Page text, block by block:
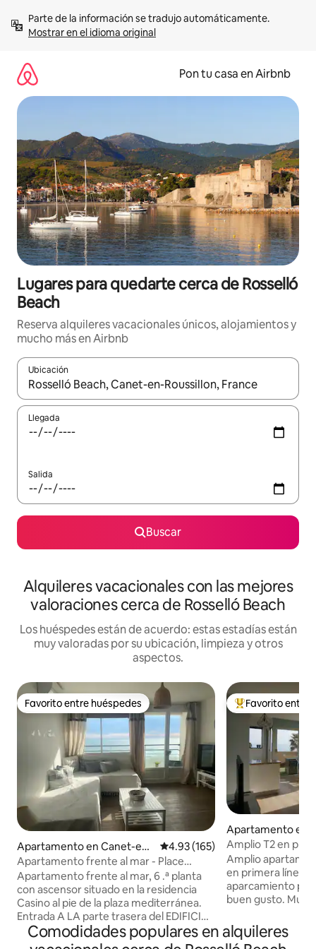
contenidoMostrar en el idioma original
Pon tu casa en Airbnb
Lugares para quedarte cerca de Rosselló
Beach
Reserva alquileres vacacionales únicos, alojamientos y
mucho más en Airbnb
Ubicación
Cuando los resultados estén disponibles, navega con las
Llegada
Salida
Buscar
Alquileres vacacionales con las mejores
valoraciones cerca de Rosselló Beach
Los huéspedes están de acuerdo: estas estadías están
muy valoradas por su ubicación, limpieza y otros
aspectos.
Favorito entre huéspedes
Favorito entre huéspedes
Apartamento en Canet-en-
Roussillon
Calificación promedio: 4.93 de
4.93 (165)
Apartamento frente al mar - Place
Méditerranée
Apartamento frente al mar, 6 .ª planta
con ascensor situado en la residencia
Casino al pie de la plaza mediterránea.
Entrada A LA parte trasera del EDIFICIO
Reformado Tiene capacidad para 4
personas No se puede fumar, excepto
Favorito entre
Favorito entre
Apartamento en
Roussillon
Amplio T2 en
aparcamiento
Amplio
en primera línea
aparcamiento
buen gusto. Muy bien orientado, con
vecinos enfrente.
de todos los
Comodidades populares en alquileres